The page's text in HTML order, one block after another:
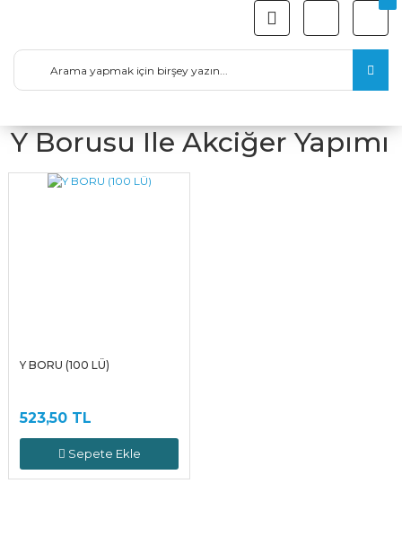
Y Borusu Ile Akciğer Yapımı
Y BORU (100 LÜ)
523,50 TL
Sepete Ekle